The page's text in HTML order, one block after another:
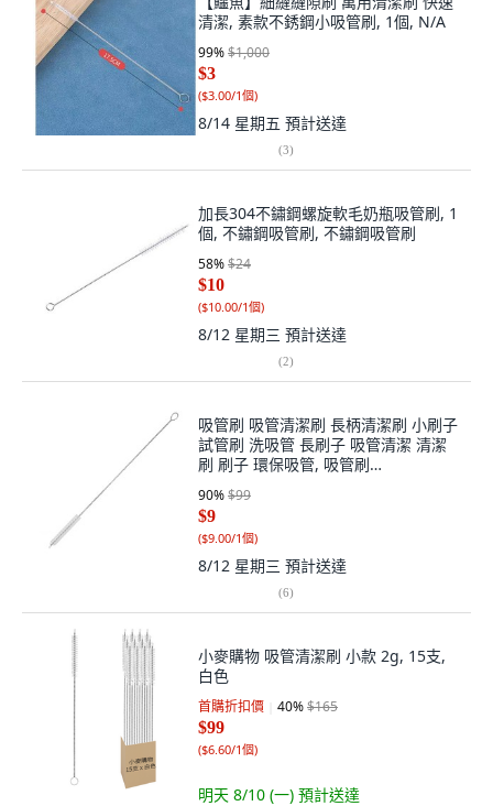
清潔, 素款不銹鋼小吸管刷, 1個, N/A
99%$1,000
$3
($3.00/1個)
8/14 星期五 預計送達
(3)
加長304不鏽鋼螺旋軟毛奶瓶吸管刷, 1
個, 不鏽鋼吸管刷, 不鏽鋼吸管刷
58%$24
$10
($10.00/1個)
8/12 星期三 預計送達
(2)
吸管刷 吸管清潔刷 長柄清潔刷 小刷子
試管刷 洗吸管 長刷子 吸管清潔 清潔
刷 刷子 環保吸管, 吸管刷
【27*5*1cm】, 1個
90%$99
$9
($9.00/1個)
8/12 星期三 預計送達
(6)
小麥購物 吸管清潔刷 小款 2g, 15支,
白色
首購折扣價 40%$165
$99
($6.60/1個)
明天 8/10 (一) 預計送達